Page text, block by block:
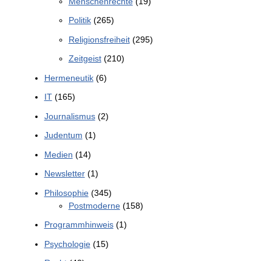
Politik(265)
Religionsfreiheit(295)
Zeitgeist(210)
Hermeneutik(6)
IT(165)
Journalismus(2)
Judentum (1)
Medien (14)
Newsletter(1)
Philosophie(345)
Postmoderne(158)
Programmhinweis(1)
Psychologie(15)